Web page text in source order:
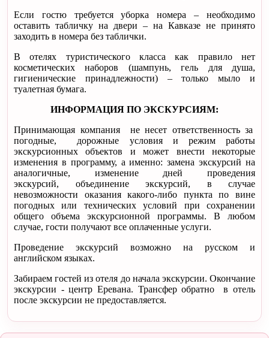
Если гостю требуется уборка номера – необходимо
оставить табличку на двери – на Кавказе не принято
заходить в номера без таблички.
В отелях туристического класса как правило нет
косметических наборов (шампунь, гель для душа,
гигиенические принадлежности) – только мыло и
туалетная бумага.
ИНФОРМАЦИЯ ПО ЭКСКУРСИЯМ:
Принимающая компания не несет ответственность за
погодные, дорожные условия и режим работы
экскурсионных объектов и может внести некоторые
изменения в программу, а именно: замена экскурсий на
аналогичные, изменение дней проведения
экскурсий, объединение экскурсий, в случае
невозможности оказания какого-либо пункта по вине
погодных или технических условий при сохранении
общего объема экскурсионной программы. В любом
случае, гости получают все оплаченные услуги.
Проведение экскурсий возможно на русском и
английском языках.
Забираем гостей из отеля до начала экскурсии. Окончание
экскурсии - центр Еревана. Трансфер обратно в отель
после экскурсии не предоставляется.